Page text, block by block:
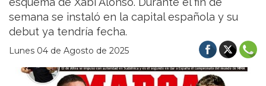
semana se instaló en la capital española y su
debut ya tendría fecha.
Lunes 04 de Agosto de 2025